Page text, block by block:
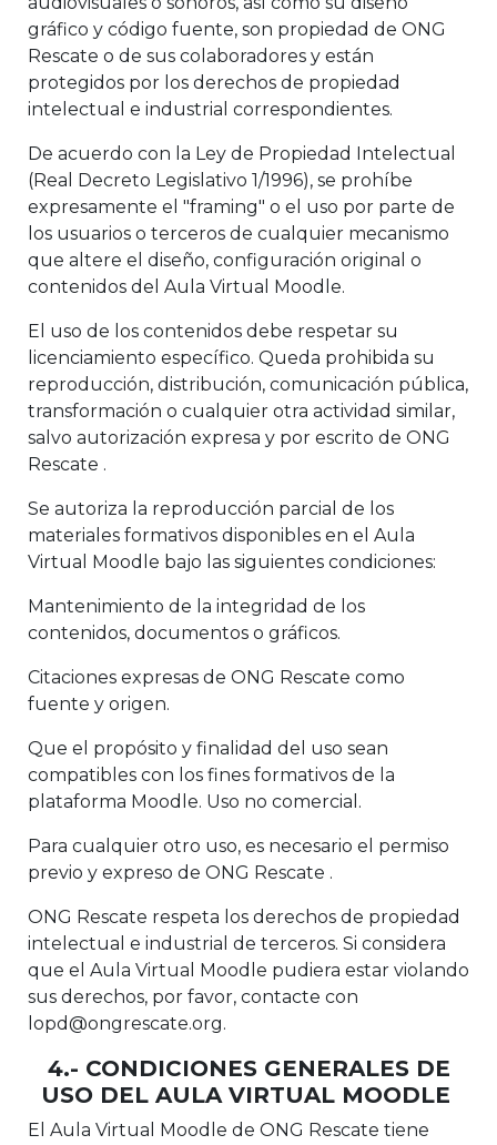
gráfico y código fuente, son propiedad de ONG
Rescate o de sus colaboradores y están
protegidos por los derechos de propiedad
intelectual e industrial correspondientes.
De acuerdo con la Ley de Propiedad Intelectual
(Real Decreto Legislativo 1/1996), se prohíbe
expresamente el "framing" o el uso por parte de
los usuarios o terceros de cualquier mecanismo
que altere el diseño, configuración original o
contenidos del Aula Virtual Moodle.
El uso de los contenidos debe respetar su
licenciamiento específico. Queda prohibida su
reproducción, distribución, comunicación pública,
transformación o cualquier otra actividad similar,
salvo autorización expresa y por escrito de ONG
Rescate .
Se autoriza la reproducción parcial de los
materiales formativos disponibles en el Aula
Virtual Moodle bajo las siguientes condiciones:
Mantenimiento de la integridad de los
contenidos, documentos o gráficos.
Citaciones expresas de ONG Rescate como
fuente y origen.
Que el propósito y finalidad del uso sean
compatibles con los fines formativos de la
plataforma Moodle. Uso no comercial.
Para cualquier otro uso, es necesario el permiso
previo y expreso de ONG Rescate .
ONG Rescate respeta los derechos de propiedad
intelectual e industrial de terceros. Si considera
que el Aula Virtual Moodle pudiera estar violando
sus derechos, por favor, contacte con
lopd@ongrescate.org.
4.- CONDICIONES GENERALES DE
USO DEL AULA VIRTUAL MOODLE
El Aula Virtual Moodle de ONG Rescate tiene